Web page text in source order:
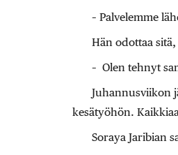
– Palvelemme
Hän odottaa
– Olen tehnyt
Juhannusviikon
kesätyöhön.
Soraya Jaribian